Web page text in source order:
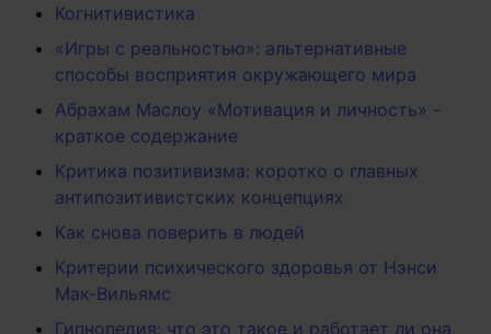
Когнитивистика
«Игры с реальностью»: альтернативные
способы восприятия окружающего мира
Абрахам Маслоу «Мотивация и личность» -
краткое содержание
Критика позитивизма: коротко о главных
антипозитивистских концепциях
Как снова поверить в людей
Критерии психического здоровья от Нэнси
Мак-Вильямс
Гипнопедия: что это такое и работает ли она